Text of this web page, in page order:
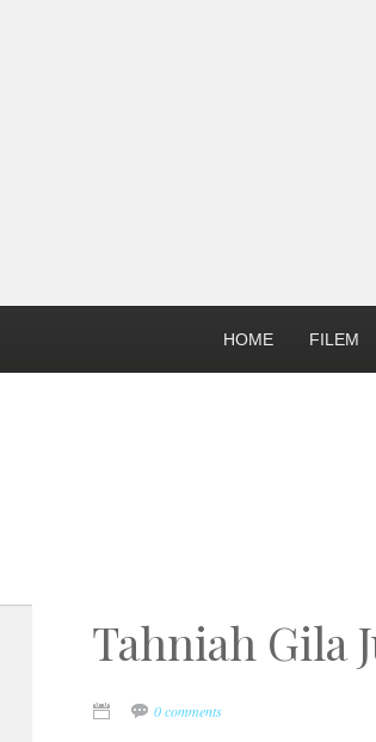
HOME FILEM
Tahniah Gila
0 comments